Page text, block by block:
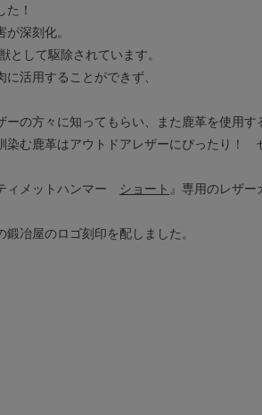
！
深刻化。
として駆除されています。
活用することができず、
ーの方々に知ってもらい、また鹿革を使用
染む鹿革はアウトドアレザーにぴったり！
ィメットハンマー ショート 』専用のレザ
冶屋のロゴ刻印を配しました。